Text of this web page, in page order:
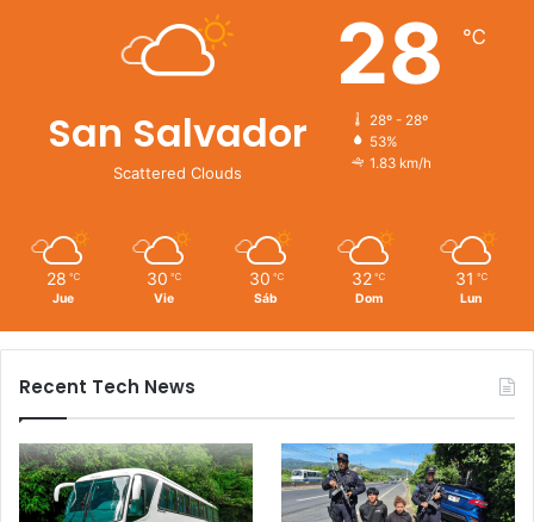
San Salvador
Scattered Clouds
28 ℃
28º - 28º
53%
1.83 km/h
28 ℃
Jue
30 ℃
Vie
30 ℃
Sáb
32 ℃
Dom
31 ℃
Lun
Recent Tech News